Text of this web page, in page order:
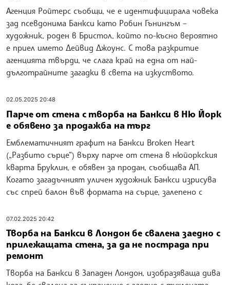
Агенция Ройтерс съобщи, че е идентифицирала човека
зад псевдонима Банкси като Робин Гънингъм –
художник, роден в Бристол, който по-късно вероятно
е приел името Дейвид Джоунс. С това разкритие
агенцията твърди, че слага край на една от най-
дълготрайните загадки в света на изкуството.
02.05.2025 20:48
Парче от стена с творба на Банкси в Ню Йорк
е обявено за продажба на търг
Емблематичният графит на Банкси Broken Heart
(„Разбито сърце“) върху парче от стена в нюйоркския
кварта Бруклин, е обявен за продан, съобщава АП.
Когато загадъчният уличен художник Банкси изрисува
със спрей балон във формата на сърце, залепено с
07.02.2025 20:42
Творба на Банкси в Лондон бе свалена заедно с
прилежащата стена, за да не пострада при
ремонт
Творба на Банкси в Западен Лондон, изобразяваща дива